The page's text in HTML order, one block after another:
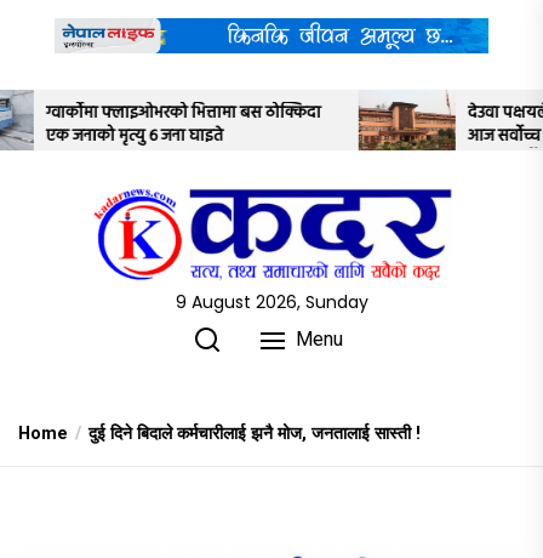
content
बस ठोक्किदा
देउवा पक्षयले दिएकोे पुनरावलोकन निवेदनमाथि
आज सर्वोच्च अदालतका तीन न्यायाधीशले
9 August 2026, Sunday
Menu
Home दुई दिने बिदाले कर्मचारीलाई झनै मोज, जनतालाई सास्ती !